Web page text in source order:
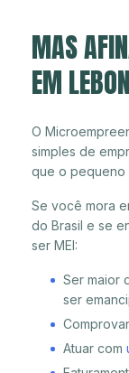
MAS
EM
O
simples de
que o pequeno
Se você mora
do Brasil e se
ser MEI:
Ser maior
ser
Atuar com